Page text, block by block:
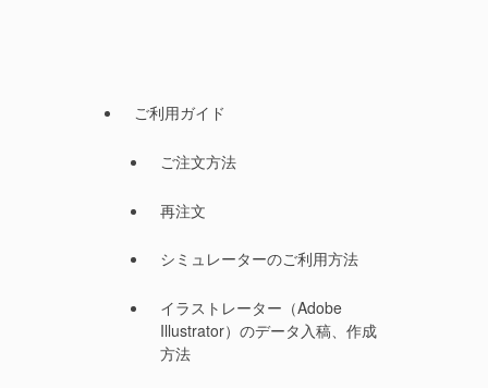
ご利用ガイド
ご注文方法
再注文
シミュレーターのご利用方法
イラストレーター（Adobe
Illustrator）のデータ入稿、作成
方法